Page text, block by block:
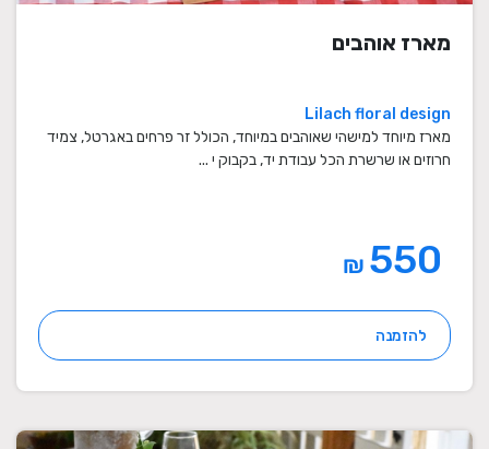
מארז אוהבים
Lilach floral design
מארז מיוחד למישהי שאוהבים במיוחד, הכולל זר פרחים באגרטל, צמיד
חרוזים או שרשרת הכל עבודת יד, בקבוק י ...
₪
להזמנה